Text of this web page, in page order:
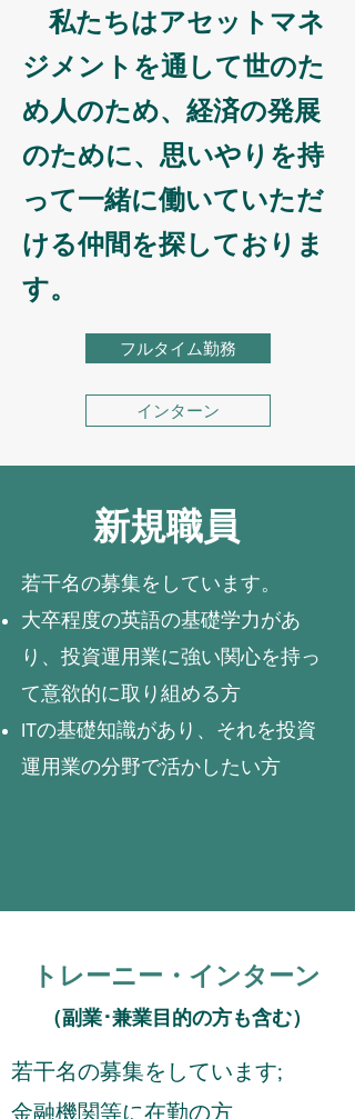
私たちはアセットマネ
ジメントを通して世のた
め人のため、経済の発展
のために、思いやりを持
って一緒に働いていただ
ける仲間を探しておりま
す。
フルタイム勤務
インターン
​新規職員
若干名の募集をしています。
大卒程度の英語の基礎学力があ
り、投資運用業に強い関心を持っ
て意欲的に取り組める方
ITの基礎知識があり、それを投資
運用業の分野で活かしたい方
トレーニー・インターン
（副業･兼業目的の方も含む）
若干名の募集をしています;
金融機関等に在勤の方